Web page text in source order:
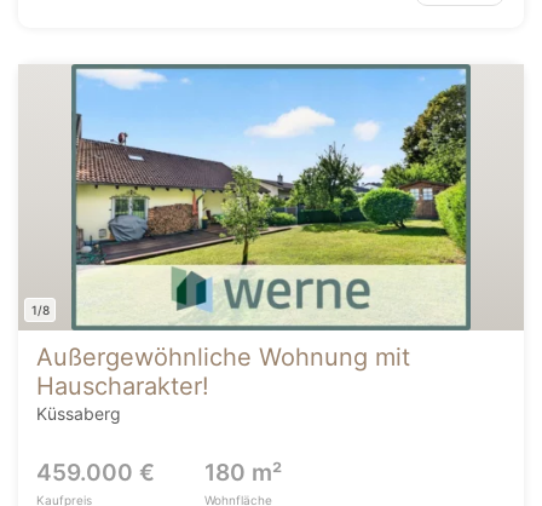
1/8
Außergewöhnliche Wohnung mit
Hauscharakter!
Küssaberg
459.000 €
Kaufpreis
180 m²
Wohnfläche